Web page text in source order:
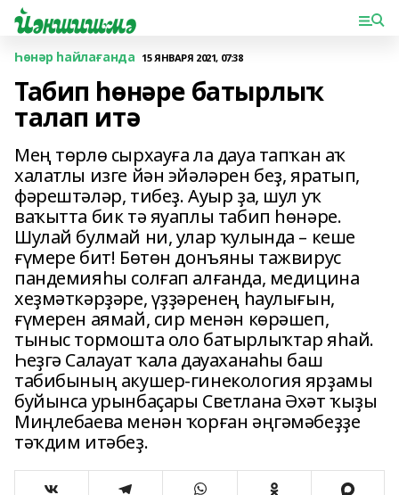
Һөнәр һайлағанда 15 ЯНВАРЯ 2021, 07:38
Табип һөнәре батырлыҡ
талап итә
Мең төрлө сырхауға ла дауа тапҡан аҡ
халатлы изге йән эйәләрен беҙ, яратып,
фәрештәләр, тибеҙ. Ауыр ҙа, шул уҡ
ваҡытта бик тә яуаплы табип һөнәре.
Шулай булмай ни, улар ҡулында – кеше
ғүмере бит! Бөтөн донъяны тажвирус
пандемияһы солғап алғанда, медицина
хеҙмәткәрҙәре, үҙҙәренең һаулығын,
ғүмерен аямай, сир менән көрәшеп,
тыныс тормошта оло батырлыҡтар яһай.
Һеҙгә Салауат ҡала дауаханаһы баш
табибының акушер-гинекология ярҙамы
буйынса урынбаҫары Светлана Әхәт ҡыҙы
Миңлебаева менән ҡорған әңгәмәбеҙҙе
тәҡдим итәбеҙ.